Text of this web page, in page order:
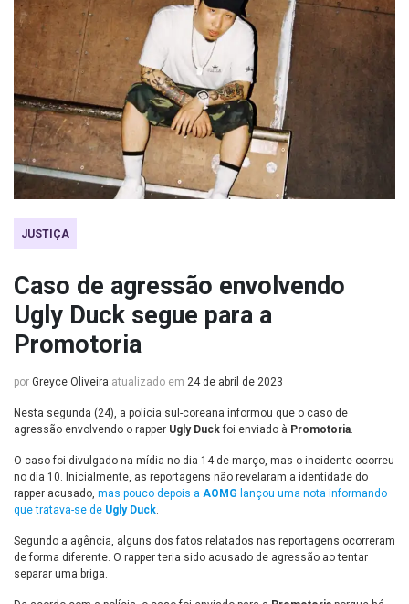
JUSTIÇA
Caso de agressão envolvendo
Ugly Duck segue para a
Promotoria
por Greyce Oliveira atualizado em 24 de abril de 2023
Nesta segunda (24), a polícia sul-coreana informou que o caso de
agressão envolvendo o rapper Ugly Duckfoi enviado à Promotoria.
O caso foi divulgado na mídia no dia 14 de março, mas o incidente ocorreu
no dia 10. Inicialmente, as reportagens não revelaram a identidade do
rapper acusado, mas pouco depois a AOMG lançou uma nota informando
que tratava-se de Ugly Duck.
Segundo a agência, alguns dos fatos relatados nas reportagens ocorreram
de forma diferente. O rapper teria sido acusado de agressão ao tentar
separar uma briga.